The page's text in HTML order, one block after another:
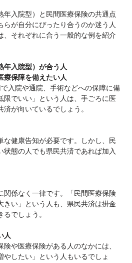
年入院型）と民間医療保険の共通点
らが自分にぴったり合うのか迷う人
、それぞれに合う一般的な例を紹介
年入院型）が合う人
療保障を備えたい人
入院や通院、手術などへの保障に備
限でいい」という人は、手ごろに医
が向いているでしょう。
な健康告知が必要です。しかし、民
状態の人でも県民共済であれば加入
関係なく一律です。「民間医療保険
きい」という人も、県民共済は掛金
でしょう。
人
や医療保険がある人のなかには、
やしたい」という人もいるでしょ